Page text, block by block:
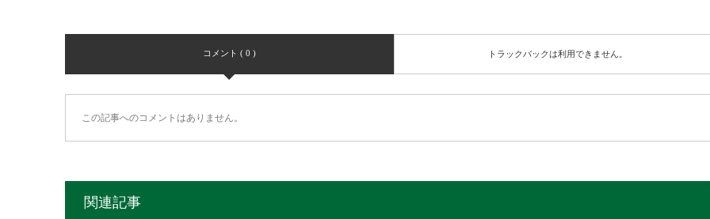
コメント ( 0 ) トラックバックは利用できません。
この記事へのコメントはありません。
関連記事